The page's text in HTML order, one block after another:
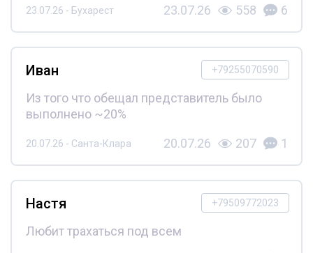
23.07.26 - Бухарест 23.07.26 558 6
+79255070590
Иван
Из того что обещал представитель было
выполнено ~20%
20.07.26 - Санта-Клара 20.07.26 207 1
+79509772023
Настя
Любит трахаться под всем